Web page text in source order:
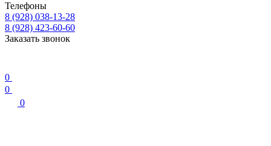
Телефоны
8 (928) 038-13-28
8 (928) 423-60-60
Заказать звонок
0
0
0